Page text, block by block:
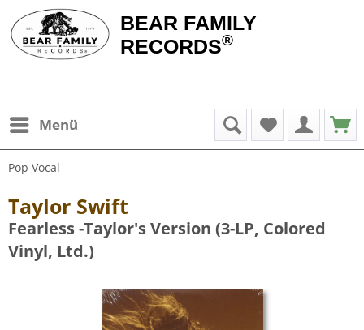
BEAR FAMILY
RECORDS®
Menü
Pop Vocal
Taylor Swift
Fearless -Taylor's Version (3-LP, Colored
Vinyl, Ltd.)